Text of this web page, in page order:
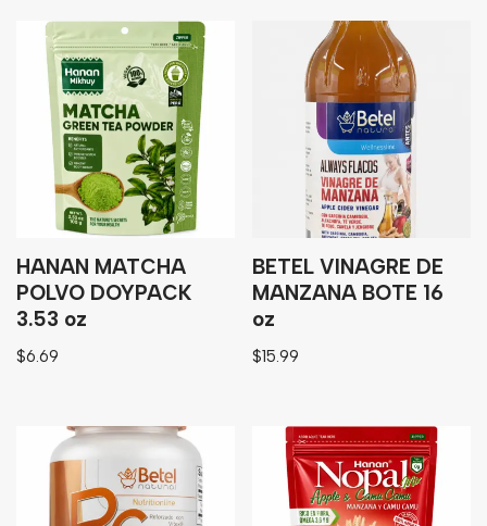
HANAN MATCHA
POLVO DOYPACK
3.53 oz
$6.69
BETEL VINAGRE DE
MANZANA BOTE 16
oz
$15.99